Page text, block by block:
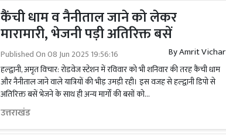
कैंची धाम व नैनीताल जाने को लेकर
मारामारी, भेजनी पड़ी अतिरिक्त बसें
Published On08 Jun 2025 19:56:16 ByAmrit Vichar
हल्द्वानी, अमृत विचार: रोडवेज स्टेशन में रविवार को भी शनिवार की तरह कैंची धाम
और नैनीताल जाने वाले यात्रियों की भीड़ उमड़ी रही। इस वजह से हल्द्वानी डिपो से
अतिरिक्त बसें भेजने के साथ ही अन्य मार्गों की बसों को...
उत्तराखंड